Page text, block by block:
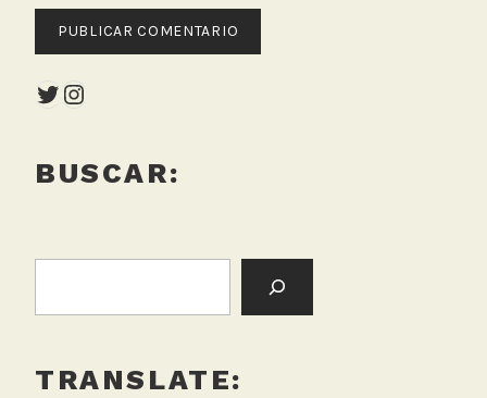
Twitter
Instagram
BUSCAR:
TRANSLATE: